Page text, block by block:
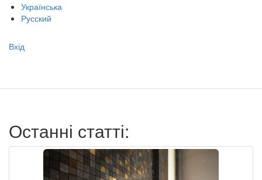
Українська
Русский
Меню
записи
Вхід
Останні статті: